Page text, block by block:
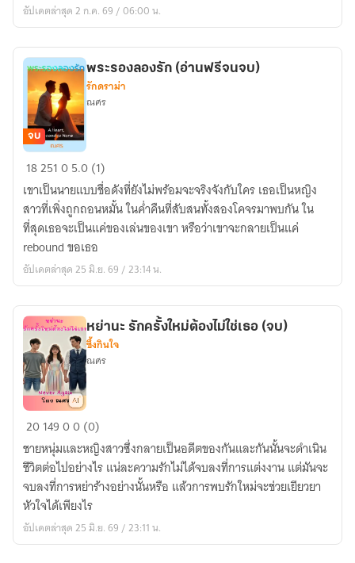
นิยาย
(อ่าน
ฟรี
จนจบ)
อัปเดตล่าสุด 2 ก.ค. 69 / 06:00 น.
พระรอง
ลอง
รัก
(อ่าน
ฟรี
จนจบ)
จบ
พระรองลองรัก (อ่านฟรีจนจบ)
รักดราม่า
ณศร
1825105.0 (1)
เขาเป็นนายแบบชื่อดังที่ยังไม่พร้อมจะจริงจังกับใคร เธอเป็นหญิง
สาวที่เพิ่งถูกถอนหมั้น ในค่ำคืนที่สับสนทั้งสองโคจรมาพบกัน ใน
ที่สุดเธอจะเป็นแค่ของเล่นของเขา หรือว่าเขาจะกลายเป็นแค่
rebound ขอเธอ
อัปเดตล่าสุด 25 มิ.ย. 69 / 23:14 น.
หย่า
รัก
ครั้ง
ใหม่
ต้อง
ไม่ใช่
หย่านะ รักครั้งใหม่ต้องไม่ใช่เธอ (จบ)
ซึ้งกินใจ
ณศร
2014900 (0)
ชายหนุ่มและหญิงสาวซึ่งกลายเป็นอดีตของกันและกันนั้นจะดำเนิน
ชีวิตต่อไปอย่างไร แน่ละความรักไม่ได้จบลงที่การแต่งงาน แต่มันจะ
จบลงที่การหย่าร้างอย่างนั้นหรือ แล้วการพบรักใหม่จะช่วยเยียวยา
หัวใจได้เพียงไร
อัปเดตล่าสุด 25 มิ.ย. 69 / 23:11 น.